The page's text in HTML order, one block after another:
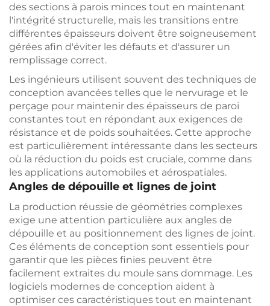
des sections à parois minces tout en maintenant
l'intégrité structurelle, mais les transitions entre
différentes épaisseurs doivent être soigneusement
gérées afin d'éviter les défauts et d'assurer un
remplissage correct.
Les ingénieurs utilisent souvent des techniques de
conception avancées telles que le nervurage et le
perçage pour maintenir des épaisseurs de paroi
constantes tout en répondant aux exigences de
résistance et de poids souhaitées. Cette approche
est particulièrement intéressante dans les secteurs
où la réduction du poids est cruciale, comme dans
les applications automobiles et aérospatiales.
Angles de dépouille et lignes de joint
La production réussie de géométries complexes
exige une attention particulière aux angles de
dépouille et au positionnement des lignes de joint.
Ces éléments de conception sont essentiels pour
garantir que les pièces finies peuvent être
facilement extraites du moule sans dommage. Les
logiciels modernes de conception aident à
optimiser ces caractéristiques tout en maintenant